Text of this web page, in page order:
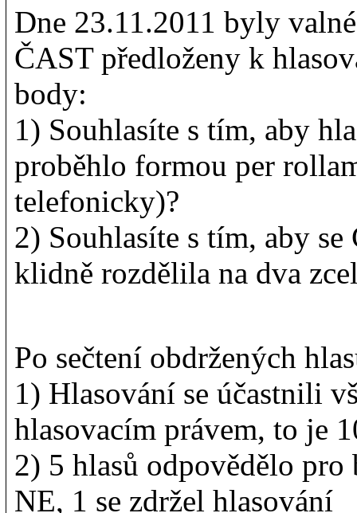
Dne 23.11.2011 byly
ČAST předloženy k
body:
1) Souhlasíte s tím, aby
proběhlo formou per
telefonicky)?
2) Souhlasíte s tím, aby
klidně rozdělila na dva
Po sečtení obdržených
1) Hlasování se účastnili
hlasovacím právem, to je
2) 5 hlasů odpovědělo
NE, 1 se zdržel hlasování